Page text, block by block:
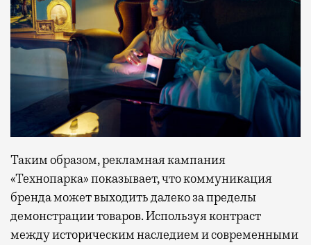
Таким образом, рекламная кампания
«Технопарка» показывает, что коммуникация
бренда может выходить далеко за пределы
демонстрации товаров. Используя контраст
между историческим наследием и современными